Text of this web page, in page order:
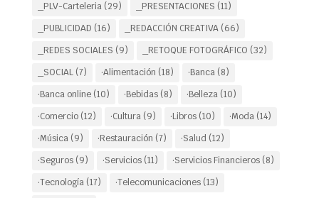
_PLV-Carteleria(29) _PRESENTACIONES (11)
_PUBLICIDAD (16) _REDACCIÓN CREATIVA(66)
_REDES SOCIALES (9) _RETOQUE FOTOGRÁFICO (32)
_SOCIAL(7) ·Alimentación (18) ·Banca(8)
·Banca online(10) ·Bebidas(8) ·Belleza(10)
·Comercio(12) ·Cultura(9) ·Libros(10) ·Moda(14)
·Música(9) ·Restauración (7) ·Salud (12)
·Seguros(9) ·Servicios(11) ·Servicios Financieros(8)
·Tecnología(17) ·Telecomunicaciones(13)